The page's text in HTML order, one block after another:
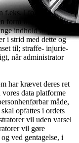
f.eks. i form af
form for
indhold af politisk
i strid med dette og
til; straffe- injurie-
når administrator
har krævet deres ret
data platforme
måde,
opfattes i ordets
vil uden varsel
vil gøre
ved gentagelse, i